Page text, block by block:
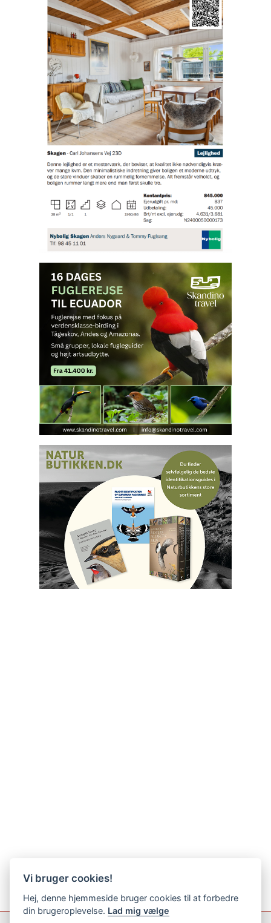
Vi bruger cookies!
Hej, denne hjemmeside bruger cookies til at forbedre
din brugeroplevelse. Lad mig vælge